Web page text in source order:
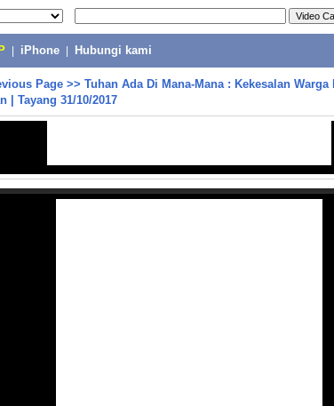
iPhone Hubungi kami
Page >> Tuhan Ada Di Mana-Mana : Kekesalan
| Tayang 31/10/2017